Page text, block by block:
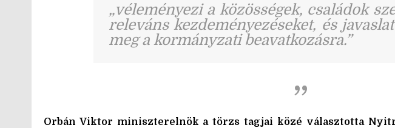
„véleményezi a közösségek, családok
releváns kezdeményezéseket, és
meg a kormányzati beavatkozásra.”
Orbán Viktor miniszterelnök a törzs tagjai közé választotta